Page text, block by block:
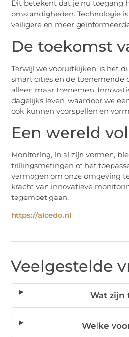
Dit betekent dat je nu toegang
omstandigheden. Technologie
veiligere en meer
De toekomst
Terwijl we vooruitkijken, is het
smart cities en de toenemende
alleen maar toenemen.
dagelijks leven, waardoor we
ook kunnen voorspellen en
Een wereld
Monitoring, in al zijn vormen,
trillingsmetingen of het
vermogen om onze omgeving
kracht van innovatieve
tegemoet gaan.
https://alcedo.nl
Veelgestelde
Wat zijn
Welke